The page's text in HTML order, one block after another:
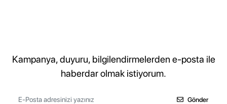
Kampanya, duyuru, bilgilendirmelerden e-posta ile
haberdar olmak istiyorum.
Gönder